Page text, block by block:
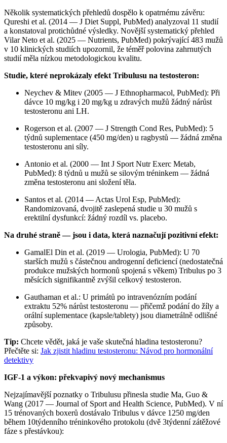
Několik systematických přehledů dospělo k opatrnému závěru:
Qureshi et al. (2014 — J Diet Suppl, PubMed) analyzoval 11 studií
a konstatoval protichůdné výsledky. Novější systematický přehled
Vilar Neto et al. (2025 — Nutrients, PubMed) pokrývající 483 mužů
v 10 klinických studiích upozornil, že téměř polovina zahrnutých
studií měla nízkou metodologickou kvalitu.
Studie, které neprokázaly efekt Tribulusu na testosteron:
Neychev & Mitev (2005 — J Ethnopharmacol, PubMed): Při
dávce 10 mg/kg i 20 mg/kg u zdravých mužů žádný nárůst
testosteronu ani LH.
Rogerson et al. (2007 — J Strength Cond Res, PubMed): 5
týdnů suplementace (450 mg/den) u ragbystů — žádná změna
testosteronu ani síly.
Antonio et al. (2000 — Int J Sport Nutr Exerc Metab,
PubMed): 8 týdnů u mužů se silovým tréninkem — žádná
změna testosteronu ani složení těla.
Santos et al. (2014 — Actas Urol Esp, PubMed):
Randomizovaná, dvojitě zaslepená studie u 30 mužů s
erektilní dysfunkcí: žádný rozdíl vs. placebo.
Na druhé straně — jsou i data, která naznačují pozitivní efekt:
GamalEl Din et al. (2019 — Urologia, PubMed): U 70
starších mužů s částečnou androgenní deficiencí (nedostatečná
produkce mužských hormonů spojená s věkem) Tribulus po 3
měsících signifikantně zvýšil celkový testosteron.
Gauthaman et al.: U primátů po intravenózním podání
extraktu 52% nárůst testosteronu — přičemž podání do žíly a
orální suplementace (kapsle/tablety) jsou diametrálně odlišné
způsoby.
Tip: Chcete vědět, jaká je vaše skutečná hladina testosteronu?
Přečtěte si: Jak zjistit hladinu testosteronu: Návod pro hormonální
detektivy
IGF-1 a výkon: překvapivý nový mechanismus
Nejzajímavější poznatky o Tribulusu přinesla studie Ma, Guo &
Wang (2017 — Journal of Sport and Health Science, PubMed). V ní
15 trénovaných boxerů dostávalo Tribulus v dávce 1250 mg/den
během 10týdenního tréninkového protokolu (dvě 3týdenní zátěžové
fáze s přestávkou):